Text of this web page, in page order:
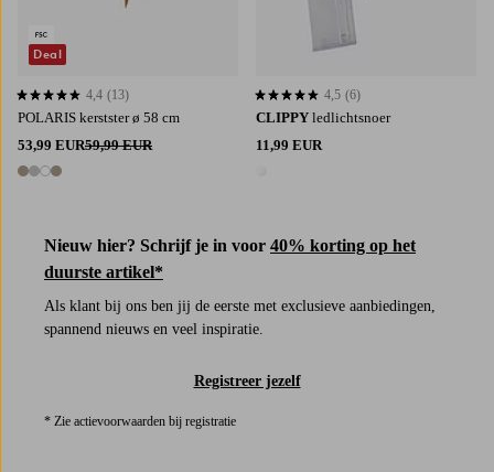
POLARIS kerstster ø 58 cm
53,99 EUR59,99 EUR
4 kleuren
4,4 op basis van 13 beoordelingen
4,4 (13)
Deal
CLIPPY ledlichtsnoer
11,99 EUR
4,5 op basis van 6 beoordelingen
4,5 (6)
Nieuw hier? Schrijf je in voor 40% korting op het
duurste artikel*
Als klant bij ons ben jij de eerste met exclusieve aanbiedingen,
spannend nieuws en veel inspiratie.
Registreer jezelf
* Zie actievoorwaarden bij registratie